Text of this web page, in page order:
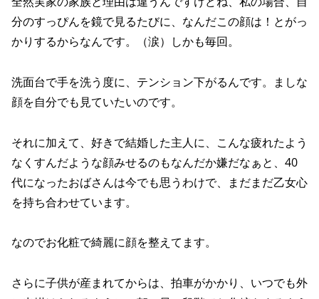
分のすっぴんを鏡で見るたびに、なんだこの顔は！とがっ
かりするからなんです。（涙）しかも毎回。
洗面台で手を洗う度に、テンション下がるんです。ましな
顔を自分でも見ていたいのです。
それに加えて、好きで結婚した主人に、こんな疲れたよう
なくすんだような顔みせるのもなんだか嫌だなぁと、40
代になったおばさんは今でも思うわけで、まだまだ乙女心
を持ち合わせています。
なのでお化粧で綺麗に顔を整えてます。
さらに子供が産まれてからは、拍車がかかり、いつでも外